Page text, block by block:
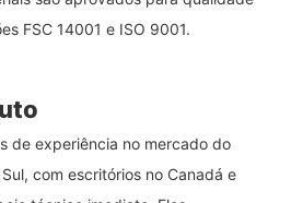
FSC 14001 e ISO 9001.
de experiência no mercado do
com escritórios no Canadá e